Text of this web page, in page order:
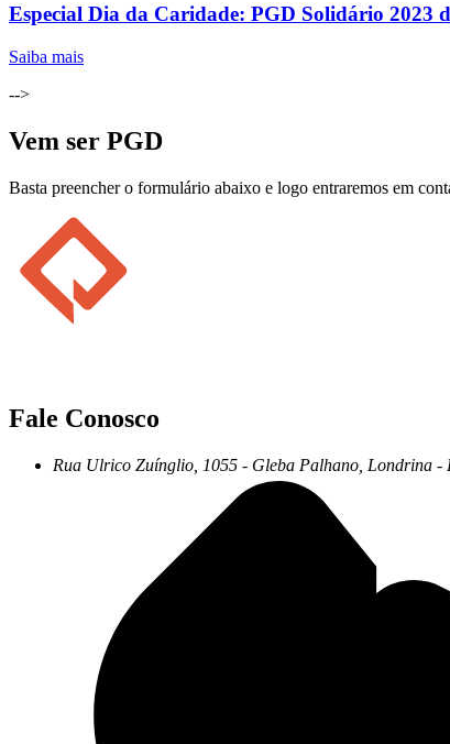
Especial Dia da Caridade: PGD Solidário 2023
Saiba mais
-->
Vem ser PGD
Basta preencher o formulário abaixo e logo entraremos em
Fale Conosco
Rua
+55 43 3372-7555
+55 43 99156-3548